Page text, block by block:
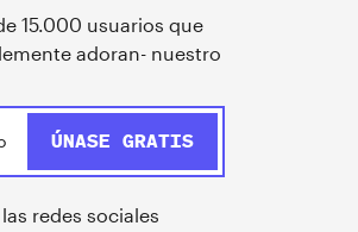
15.000 usuarios que
adoran- nuestro
redes sociales